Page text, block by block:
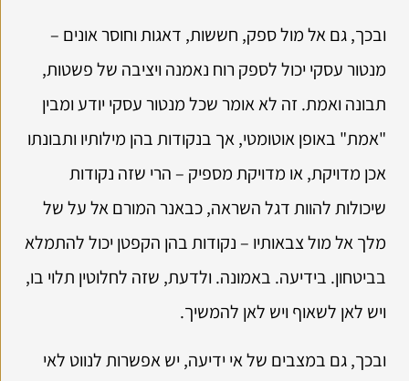
ובכך, גם אל מול ספק, חששות, דאגות וחוסר אונים –
מנטור עסקי יכול לספק רוח נאמנה ויציבה של פשטות,
תבונה ואמת. זה לא אומר שכל מנטור עסקי יודע ומבין
"אמת" באופן אוטומטי, אך בנקודות בהן מילותיו ותבונתו
אכן מדויקת, או מדויקת מספיק – הרי שזה נקודות
שיכולות להוות דגל השראה, כבאנר המורם אל על של
מלך אל מול צבאותיו – נקודות בהן הקפטן יכול להתמלא
בביטחון. בידיעה. באמונה. ולדעת, שזה לחלוטין תלוי בו,
ויש לאן לשאוף ויש לאן להמשיך.
ובכך, גם במצבים של אי ידיעה, יש אפשרות לנווט לאי